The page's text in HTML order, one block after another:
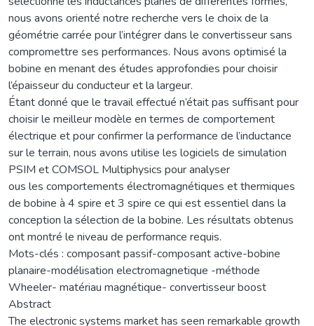
nous avons orienté notre recherche vers le choix de la
géométrie carrée pour l’intégrer dans le convertisseur sans
compromettre ses performances. Nous avons optimisé la
bobine en menant des études approfondies pour choisir
l’épaisseur du conducteur et la largeur.
Étant donné que le travail effectué n’était pas suffisant pour
choisir le meilleur modèle en termes de comportement
électrique et pour confirmer la performance de l’inductance
sur le terrain, nous avons utilise les logiciels de simulation
PSIM et COMSOL Multiphysics pour analyser
ous les comportements électromagnétiques et thermiques
de bobine à 4 spire et 3 spire ce qui est essentiel dans la
conception la sélection de la bobine. Les résultats obtenus
ont montré le niveau de performance requis.
Mots-clés : composant passif-composant active-bobine
planaire-modélisation electromagnetique -méthode
Wheeler- matériau magnétique- convertisseur boost
Abstract
The electronic systems market has seen remarkable growth